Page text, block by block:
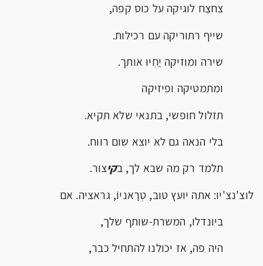
צחצֵח לוגיקה על כוס קפה,
שייף רתוריקה עם רכילות.
שירה ומוזיקה יַחְיוּ אותך.
ומתמטיקה ופיזיקה
תזלול חופשי, בתנאי שלא תקיא.
בלי הנאה גם לא יוצא שום רווח.
תלמד רק מה שבא לך, בקיצור.
לוצ'נצ'יו: אתה יועץ טוב, טְרָאניוֹ, גראציה. אם
ביונדלו, המשרת-שותף שלך,
היה פה, אז יכולנו להתחיל כבר,